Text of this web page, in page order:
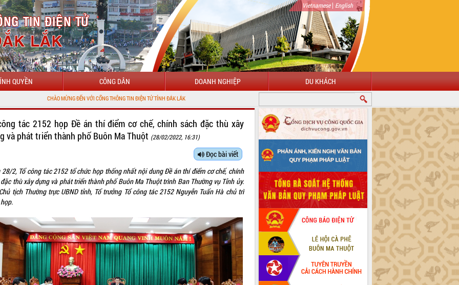
Vietnamese| English
QUYỀN CÔNG DÂN DOANH NGHIỆP DU KHÁCH
CHÀO MỪNG ĐẾN VỚI CỔNG THÔNG TIN ĐIỆN TỬ TỈNH ĐẮK LẮK
tác 2152 họp Đề án thí điểm cơ chế, chính sách đặc thù xây
và phát triển thành phố Buôn Ma Thuột (28/02/2022, 16:31)
Đọc bài viết
28/2, Tổ công tác 2152 tổ chức họp thống nhất nội dung Đề án thí điểm cơ chế, chính
thù xây dựng và phát triển thành phố Buôn Ma Thuột trình Ban Thường vụ Tỉnh ủy.
tịch Thường trực UBND tỉnh, Tổ trưởng Tổ công tác 2152 Nguyễn Tuấn Hà chủ trì